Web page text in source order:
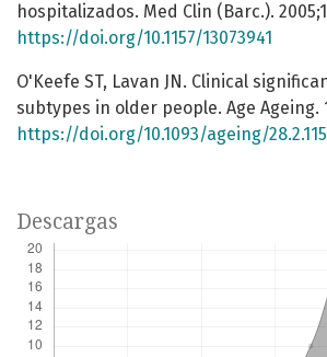
hospitalizados. Med Clin (Barc.).
https://doi.org/10.1157/13073941
O'Keefe ST, Lavan JN. Clinical
subtypes in older people. Age Ageing.
https://doi.org/10.1093/ageing/28.2.115
Descargas